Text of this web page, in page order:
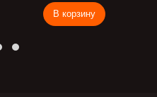
В корзину